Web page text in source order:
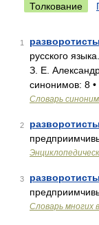
Толкование
1
русского
З. Е.
синонимов: 8 •
Словарь
2
3
Словарь многих